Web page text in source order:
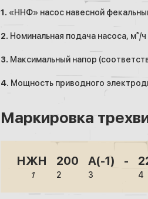
1. «ННФ» насос навесной
2. Номинальная подача насоса, м³/ч
3. Максимальный напор
4. Мощность приводного
Маркировка
НЖН 200 А(-1) -
1 2 3 4